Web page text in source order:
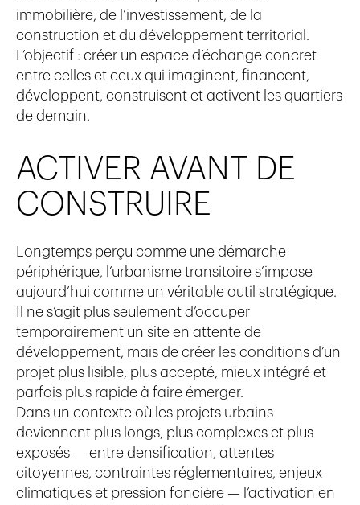
immobilière, de l’investissement, de la
construction et du développement territorial.
L’objectif : créer un espace d’échange concret
entre celles et ceux qui imaginent, financent,
développent, construisent et activent les quartiers
de demain.
ACTIVER AVANT DE
CONSTRUIRE
Longtemps perçu comme une démarche
périphérique, l’urbanisme transitoire s’impose
aujourd’hui comme un véritable outil stratégique.
Il ne s’agit plus seulement d’occuper
temporairement un site en attente de
développement, mais de créer les conditions d’un
projet plus lisible, plus accepté, mieux intégré et
parfois plus rapide à faire émerger.
Dans un contexte où les projets urbains
deviennent plus longs, plus complexes et plus
exposés — entre densification, attentes
citoyennes, contraintes réglementaires, enjeux
climatiques et pression foncière — l’activation en